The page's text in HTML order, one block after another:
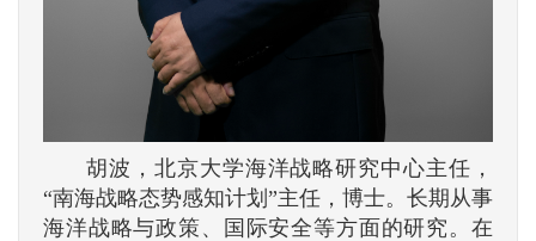
胡波，北京大学海洋战略研究中心主任，
“南海战略态势感知计划”主任，博士。长期从事
海洋战略与政策、国际安全等方面的研究。在